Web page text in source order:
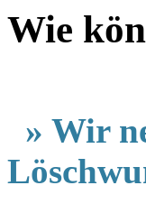
Wie
» Wir